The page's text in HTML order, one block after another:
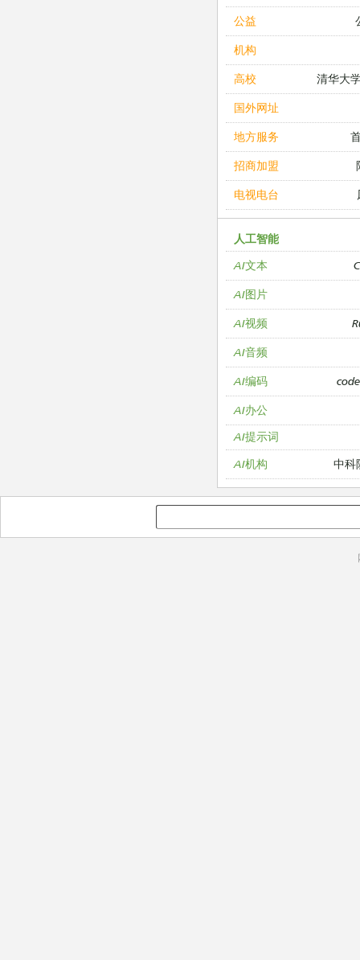
公益
机构
高校 清华大
国外网址
地方服务
招商加盟
电视电台
人工智能
AI文本
AI图片
AI视频
AI音频
AI编码
AI办公
AI提示词
AI机构
中科